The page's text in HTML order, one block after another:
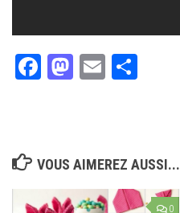
Facebook
Mastodon
Email
VOUS AIMEREZ AUSSI...
0